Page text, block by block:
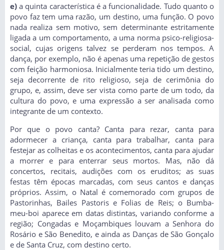
e) a quinta característica é a funcionalidade. Tudo quanto o
povo faz tem uma razão, um destino, uma função. O povo
nada realiza sem motivo, sem determinante estritamente
ligada a um comportamento, a uma norma psico-religiosa-
social, cujas origens talvez se perderam nos tempos. A
dança, por exemplo, não é apenas uma repetição de gestos
com feição harmoniosa. Inicialmente teria tido um destino,
seja decorrente de rito religioso, seja de cerimônia do
grupo, e, assim, deve ser vista como parte de um todo, da
cultura do povo, e uma expressão a ser analisada como
integrante de um contexto.
Por que o povo canta? Canta para rezar, canta para
adormecer a criança, canta para trabalhar, canta para
festejar as colheitas e os acontecimentos, canta para ajudar
a morrer e para enterrar seus mortos. Mas, não dá
concertos, recitais, audições com os eruditos; as suas
festas têm épocas marcadas, com seus cantos e danças
próprios. Assim, o Natal é comemorado com grupos de
Pastorinhas, Bailes Pastoris e Folias de Reis; o Bumba-
meu-boi aparece em datas distintas, variando conforme a
região; Congadas e Moçambiques louvam a Senhora do
Rosário e São Benedito, e ainda as Danças de São Gonçalo
e de Santa Cruz, com destino certo.